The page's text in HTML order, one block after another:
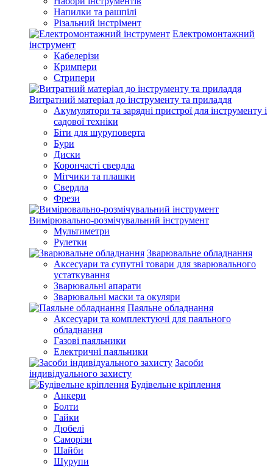
Напилки та рашпілі
Різальний інстрімент
Електромонтажний
інструмент
Кабелерізи
Кримпери
Стрипери
Витратний матеріал до інструменту та приладдя
Акумулятори та зарядні пристрої для інструменту і
садової техніки
Біти для шуруповерта
Бури
Диски
Корончасті свердла
Мітчики та плашки
Свердла
Фрези
Вимірювально-розмічувальний інструмент
Мультиметри
Рулетки
Зварювальне обладнання
Аксесуари та супутні товари для зварювального
устаткування
Зварювальні апарати
Зварювальні маски та окуляри
Паяльне обладнання
Аксесуари та комплектуючі для паяльного
обладнання
Газові паяльники
Електричні паяльники
Засоби
індивідуального захисту
Будівельне кріплення
Анкери
Болти
Гайки
Дюбелі
Саморізи
Шайби
Шурупи